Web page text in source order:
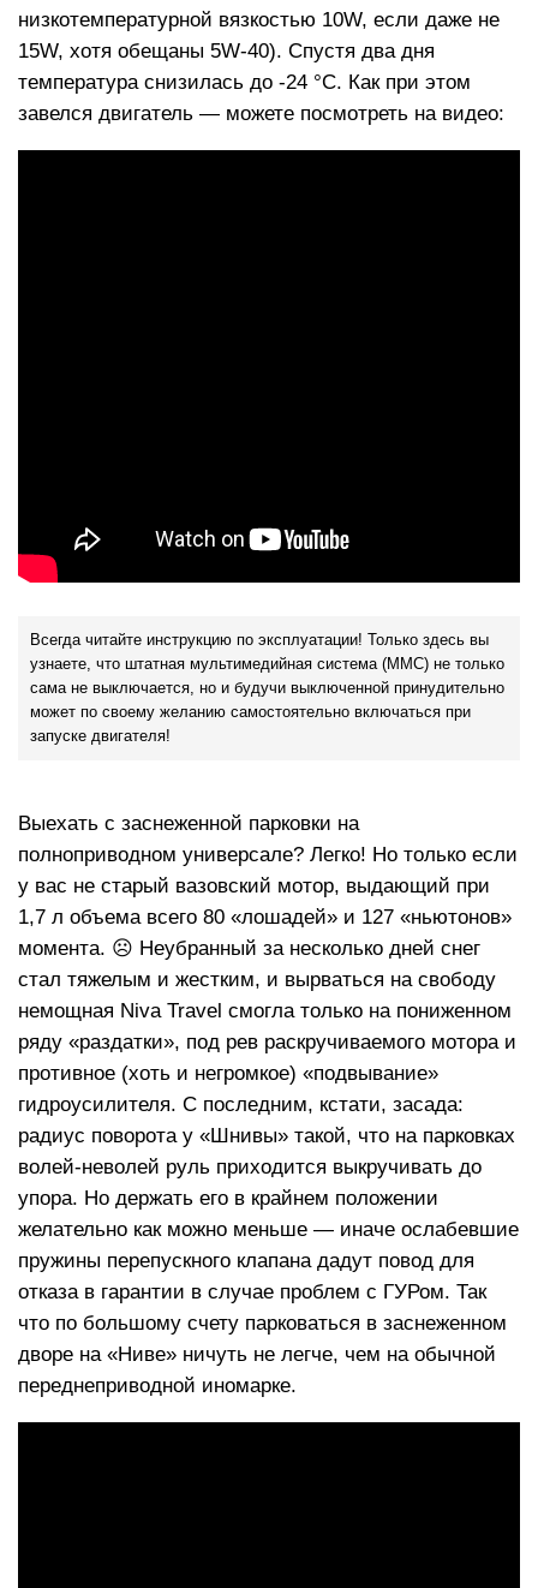
низкотемпературной вязкостью 10W, если даже не
15W, хотя обещаны 5W-40). Спустя два дня
температура снизилась до -24 °С. Как при этом
завелся двигатель — можете посмотреть на видео:
Всегда читайте инструкцию по эксплуатации! Только здесь вы
узнаете, что штатная мультимедийная система (ММС) не только
сама не выключается, но и будучи выключенной принудительно
может по своему желанию самостоятельно включаться при
запуске двигателя!
Выехать с заснеженной парковки на
полноприводном универсале? Легко! Но только если
у вас не старый вазовский мотор, выдающий при
1,7 л объема всего 80 «лошадей» и 127 «ньютонов»
момента. ☹ Неубранный за несколько дней снег
стал тяжелым и жестким, и вырваться на свободу
немощная Niva Travel смогла только на пониженном
ряду «раздатки», под рев раскручиваемого мотора и
противное (хоть и негромкое) «подвывание»
гидроусилителя. С последним, кстати, засада:
радиус поворота у «Шнивы» такой, что на парковках
волей-неволей руль приходится выкручивать до
упора. Но держать его в крайнем положении
желательно как можно меньше — иначе ослабевшие
пружины перепускного клапана дадут повод для
отказа в гарантии в случае проблем с ГУРом. Так
что по большому счету парковаться в заснеженном
дворе на «Ниве» ничуть не легче, чем на обычной
переднеприводной иномарке.